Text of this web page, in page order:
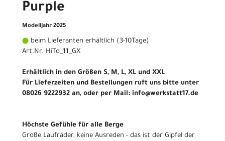
Purple
Modelljahr 2025
beim Lieferanten erhältlich (3-10Tage)
Art.Nr. HiTo_11_GX
Erhältlich in den Größen S, M, L, XL und XXL
Für Lieferzeiten und Bestellungen ruft uns bitte unter
08026 9222932 an, oder per Mail: info@werkstatt17.de
Höchste Gefühle für alle Berge
Große Laufräder, keine Ausreden - das ist der Gipfel der